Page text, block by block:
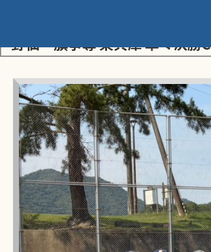
野仙一旗争奪 東兵庫 準々決勝C